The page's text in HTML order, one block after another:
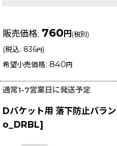
販売価格: 760 円 (税別)
(税込: 836円)
希望小売価格: 840 円
通常1-7営業日に発送予定
Dバケット用 落下防止バラ
o_DRBL]